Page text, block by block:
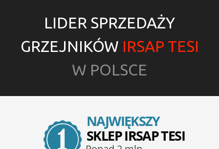
LIDER SPRZEDAŻY
GRZEJNIKÓW IRSAP TESI
W POLSCE